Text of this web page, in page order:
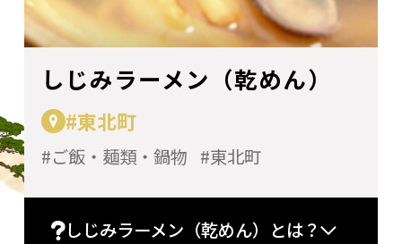
しじみラーメン（乾めん）
#東北町
ご飯・麺類・鍋物 東北町
しじみラーメン（乾めん）とは？